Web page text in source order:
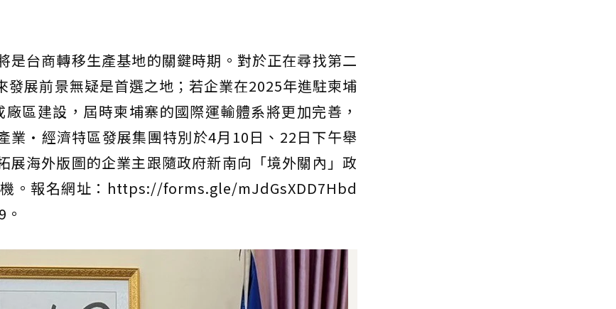
是台商轉移生產基地的關鍵時期。對於正在尋找第二
發展前景無疑是首選之地；若企業在2025年進駐柬埔
區建設，屆時柬埔寨的國際運輸體系將更加完善，
業·經濟特區發展集團特別於4月10日、22日下午舉
展海外版圖的企業主跟隨政府新南向「境外關內」政
。報名網址：https://forms.gle/mJdGsXDD7Hbd